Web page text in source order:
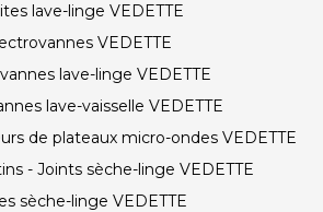
lave-linge VEDETTE
VEDETTE
lave-linge VEDETTE
lave-vaisselle VEDETTE
de plateaux micro-ondes VEDETTE
- Joints sèche-linge VEDETTE
sèche-linge VEDETTE